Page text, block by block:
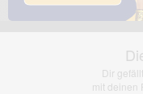
Dir
mit deinen